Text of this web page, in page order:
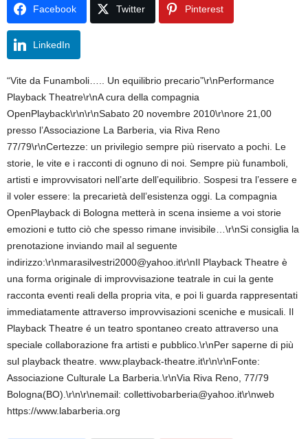
Facebook Twitter Pinterest
LinkedIn
“Vite da Funamboli….. Un equilibrio precario”\r\nPerformance
Playback Theatre\r\nA cura della compagnia
OpenPlayback\r\n\r\nSabato 20 novembre 2010\r\nore 21,00
presso l’Associazione La Barberia, via Riva Reno
77/79\r\nCertezze: un privilegio sempre più riservato a pochi. Le
storie, le vite e i racconti di ognuno di noi. Sempre più funamboli,
artisti e improvvisatori nell’arte dell’equilibrio. Sospesi tra l’essere e
il voler essere: la precarietà dell’esistenza oggi. La compagnia
OpenPlayback di Bologna metterà in scena insieme a voi storie
emozioni e tutto ciò che spesso rimane invisibile…\r\nSi consiglia la
prenotazione inviando mail al seguente
indirizzo:\r\nmarasilvestri2000@yahoo.it\r\nIl Playback Theatre è
una forma originale di improvvisazione teatrale in cui la gente
racconta eventi reali della propria vita, e poi li guarda rappresentati
immediatamente attraverso improvvisazioni sceniche e musicali. Il
Playback Theatre é un teatro spontaneo creato attraverso una
speciale collaborazione fra artisti e pubblico.\r\nPer saperne di più
sul playback theatre. www.playback-theatre.it\r\n\r\nFonte:
Associazione Culturale La Barberia.\r\nVia Riva Reno, 77/79
Bologna(BO).\r\n\r\nemail: collettivobarberia@yahoo.it\r\nweb
https://www.labarberia.org